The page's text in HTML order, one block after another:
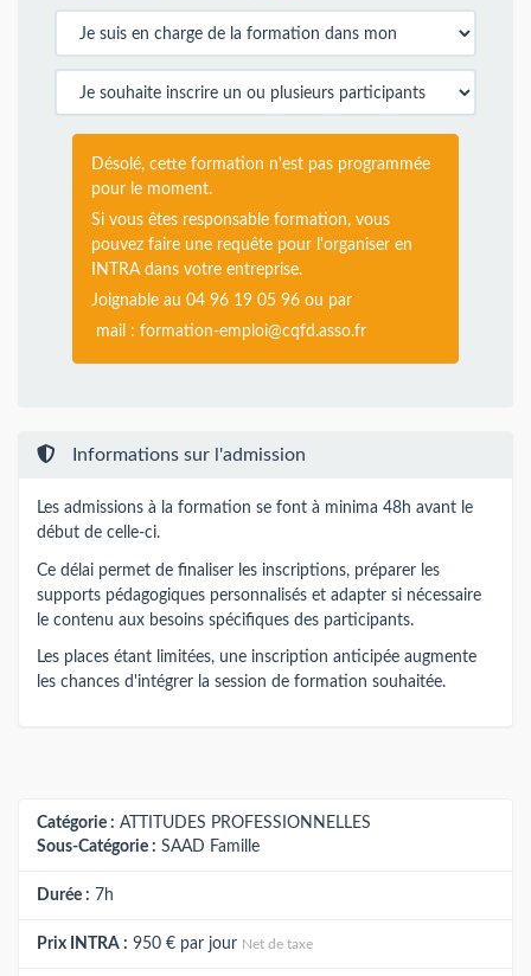
Désolé, cette formation n'est pas programmée
pour le moment.
Si vous êtes responsable formation, vous
pouvez faire une requête pour l'organiser en
INTRA dans votre entreprise.
Joignable au 04 96 19 05 96 ou par
mail : formation-emploi@cqfd.asso.fr
Informations sur l'admission
Les admissions à la formation se font à minima 48h avant le
début de celle-ci.
Ce délai permet de finaliser les inscriptions, préparer les
supports pédagogiques personnalisés et adapter si nécessaire
le contenu aux besoins spécifiques des participants.
Les places étant limitées, une inscription anticipée augmente
les chances d'intégrer la session de formation souhaitée.
Catégorie : ATTITUDES PROFESSIONNELLES
Sous-Catégorie : SAAD Famille
Durée : 7h
Prix INTRA : 950 € par jour Net de taxe